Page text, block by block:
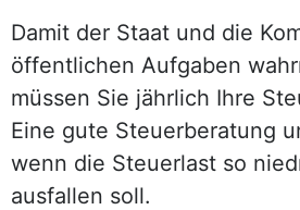
Damit der Staat und die
öffentlichen Aufgaben
müssen Sie jährlich Ihre
Eine gute Steuerberatung
wenn die Steuerlast so
ausfallen soll.